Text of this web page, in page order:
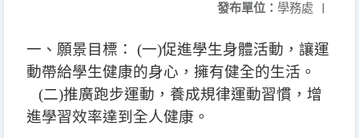
發布單位： 學務處 |
一、願景目標： (一)促進學生身體活動，讓運
動帶給學生健康的身心 ， 擁有健全的生活。
(二)推廣跑步運動，養成規律運動習慣，增
進學習效率達到全人健康。